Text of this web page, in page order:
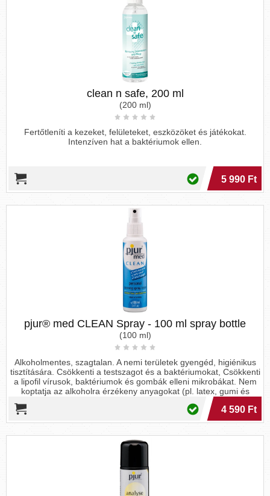
clean n safe, 200 ml
(200 ml)
Fertőtleníti a kezeket, felületeket, eszközöket és játékokat.
Intenzíven hat a baktériumok ellen.
5 990 Ft
pjur® med CLEAN Spray - 100 ml spray bottle
(100 ml)
Alkoholmentes, szagtalan. A nemi területek gyengéd, higiénikus
tisztítására. Csökkenti a testszagot és a baktériumokat, Csökkenti
a lipofil vírusok, baktériumok és gombák elleni mikrobákat. Nem
koptatja az alkoholra érzékeny anyagokat (pl. latex, gumi és
szilikon). Az alkoholmentes összetételének köszönhetően kiválóan
alkalmas az érzékeny bőr és nyálkahártya enyhítésére. Ideális a
nemi területek és szexuális segédeszközök gyengéd, higiénikus
Gyermekek elől gondosan elzárandó! Hűvös, száraz helyen
tartandó! Származási hely: Németország. Forgalmazza: Debra
Net Kft. 4123, Hencida Konyári út 038/2, Tel.: +36-30-619-77-60,
E-mail: info@debrenet.com, www.debranet.com.
4 590 Ft